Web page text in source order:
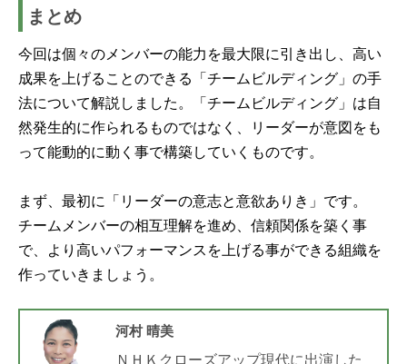
まとめ
今回は個々のメンバーの能力を最大限に引き出し、高い
成果を上げることのできる「チームビルディング」の手
法について解説しました。「チームビルディング」は自
然発生的に作られるものではなく、リーダーが意図をも
って能動的に動く事で構築していくものです。
まず、最初に「リーダーの意志と意欲ありき」です。
チームメンバーの相互理解を進め、信頼関係を築く事
で、より高いパフォーマンスを上げる事ができる組織を
作っていきましょう。
河村 晴美
ＮＨＫクローズアップ現代に出演した